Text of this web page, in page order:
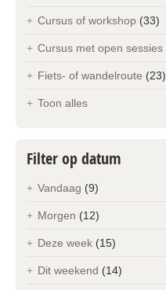
Cursus of workshop (33)
Cursus met open sessies
Fiets- of wandelroute (23)
Toon alles
Filter op datum
Vandaag (9)
Morgen (12)
Deze week (15)
Dit weekend (14)